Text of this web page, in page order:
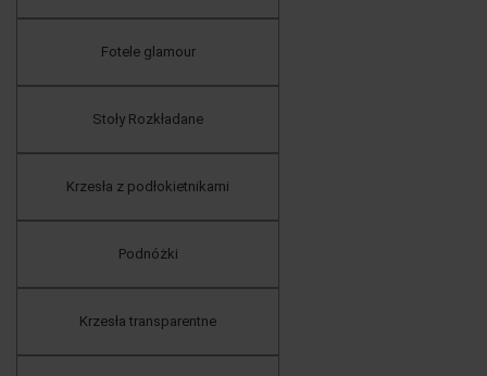
Fotele glamour
Stoły Rozkładane
Krzesła z podłokietnikami
Podnóżki
Krzesła transparentne